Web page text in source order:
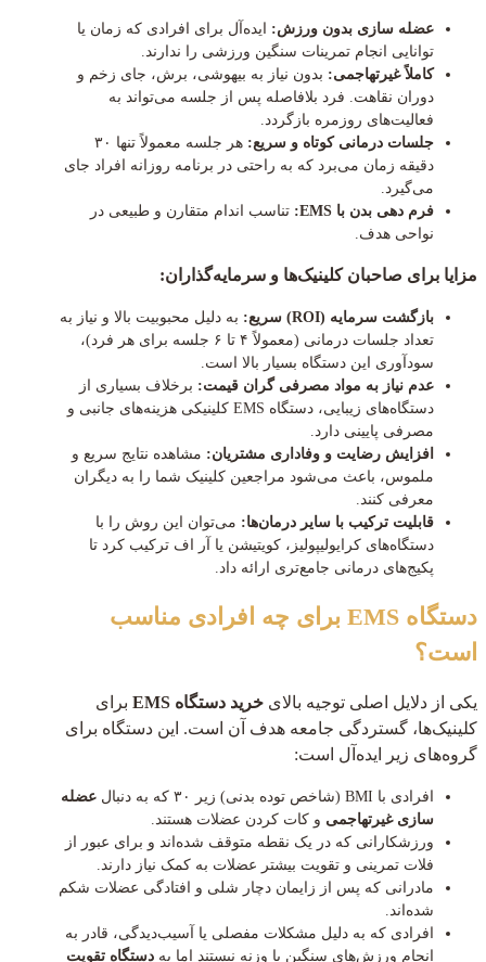
عضله سازی بدون ورزش: ایده‌آل برای افرادی که زمان یا
توانایی انجام تمرینات سنگین ورزشی را ندارند.
کاملاً غیرتهاجمی: بدون نیاز به بیهوشی، برش، جای زخم و
دوران نقاهت. فرد بلافاصله پس از جلسه می‌تواند به
فعالیت‌های روزمره بازگردد.
جلسات درمانی کوتاه و سریع:
هر جلسه معمولاً تنها ۳۰
دقیقه زمان می‌برد که به راحتی در برنامه روزانه افراد جای
می‌گیرد.
فرم دهی بدن با EMS:
تناسب اندام متقارن و طبیعی در
نواحی هدف.
مزایا برای صاحبان کلینیک‌ها و سرمایه‌گذاران:
بازگشت سرمایه (ROI) سریع:
به دلیل محبوبیت بالا و نیاز به
تعداد جلسات درمانی (معمولاً ۴ تا ۶ جلسه برای هر فرد)،
سودآوری این دستگاه بسیار بالا است.
عدم نیاز به مواد مصرفی گران قیمت: برخلاف بسیاری از
دستگاه‌های زیبایی، دستگاه EMS کلینیکی هزینه‌های جانبی و
مصرفی پایینی دارد.
افزایش رضایت و وفاداری مشتریان: مشاهده نتایج سریع و
ملموس، باعث می‌شود مراجعین کلینیک شما را به دیگران
معرفی کنند.
قابلیت ترکیب با سایر درمان‌ها: می‌توان این روش را با
دستگاه‌های کرایولیپولیز، کویتیشن یا آر اف ترکیب کرد تا
پکیج‌های درمانی جامع‌تری ارائه داد.
دستگاه EMS برای چه افرادی مناسب
است؟
یکی از دلایل اصلی توجیه بالای خرید دستگاه EMS
برای
کلینیک‌ها، گستردگی جامعه هدف آن است. این دستگاه برای
گروه‌های زیر ایده‌آل است:
افرادی با BMI (شاخص توده بدنی) زیر ۳۰ که به دنبال
عضله
سازی غیرتهاجمی و کات کردن عضلات هستند.
ورزشکارانی که در یک نقطه متوقف شده‌اند و برای عبور از
فلات تمرینی و تقویت بیشتر عضلات به کمک نیاز دارند.
مادرانی که پس از زایمان دچار شلی و افتادگی عضلات شکم
شده‌اند.
افرادی که به دلیل مشکلات مفصلی یا آسیب‌دیدگی، قادر به
انجام ورزش‌های سنگین با وزنه نیستند اما به دستگاه تقویت